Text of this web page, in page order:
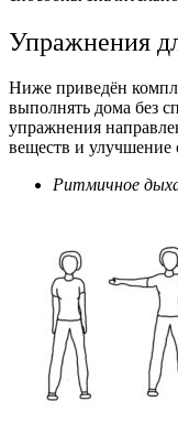
Упражнения
Ниже приведён
выполнять дома без
упражнения
веществ и улучшение
Ритмичное